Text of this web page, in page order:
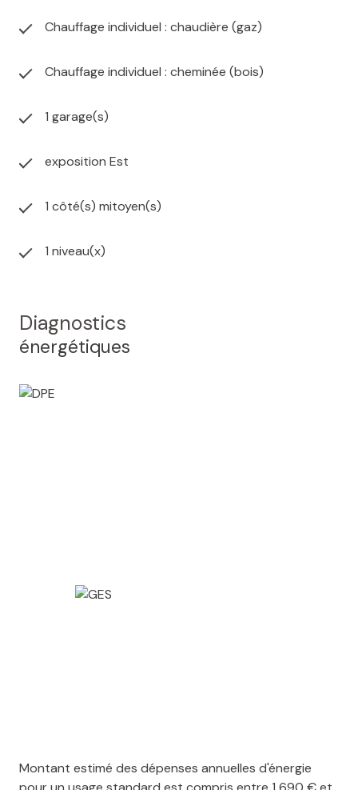
Chauffage individuel : chaudière (gaz)
Chauffage individuel : cheminée (bois)
1 garage(s)
exposition Est
1 côté(s) mitoyen(s)
1 niveau(x)
Diagnostics
énergétiques
Montant estimé des dépenses annuelles d'énergie